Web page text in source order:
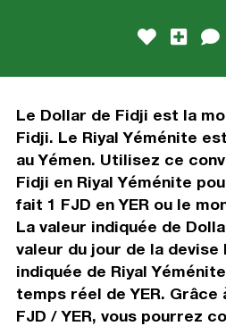
Le Dollar de Fidji est la
Fidji. Le Riyal Yéménite
au Yémen. Utilisez ce
Fidji en Riyal Yéménite
fait 1 FJD en YER ou le
La valeur indiquée de
valeur du jour de la devise
indiquée de Riyal
temps réel de YER.
FJD / YER, vous pourrez